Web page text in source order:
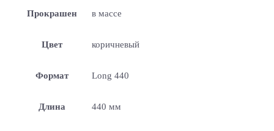
Прокрашен в массе
Цвет коричневый
Формат Long 440
Длина 440 мм